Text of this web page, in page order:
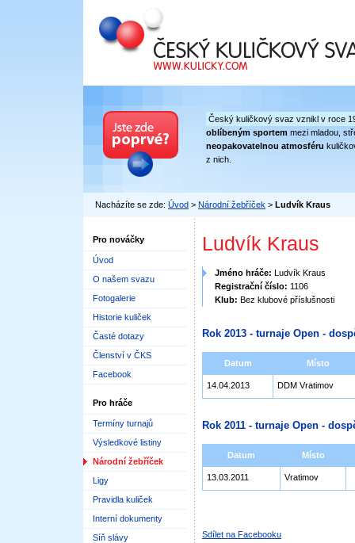
Český kuličkový svaz
Český kuličkový svaz vznikl v roce
oblíbeným sportem mezi mladou,
neopakovatelnou atmosféru
z nich.
Nacházíte se zde: Úvod > Národní žebříček > Ludvík Kraus
Pro nováčky
Úvod
O našem svazu
Fotogalerie
Historie kuliček
Časté dotazy
Členství v ČKS
Facebook
Pro hráče
Termíny turnajů
Výsledkové listiny
Národní žebříček
Ligy
Pravidla kuliček
Interní dokumenty
Síň slávy
Ludvík Kraus
Jméno hráče: Ludvík Kraus
Registrační číslo: 1106
Klub: Bez klubové příslušnosti
Rok 2013 - turnaje Open -
Datum Místo
14.04.2013 DDM Vratimov
Rok 2011 - turnaje Open -
Datum Místo
13.03.2011 Vratimov
Sdílet na Facebooku